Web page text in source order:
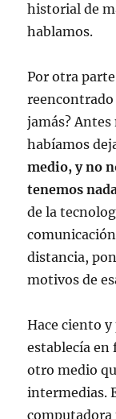
historial de
hablamos.
Por otra
reencontrado
jamás?
habíamos
medio, y no
tenemos
de la
distancia,
motivos de
Hace ciento
establecía en
otro medio
intermedias.
computadora